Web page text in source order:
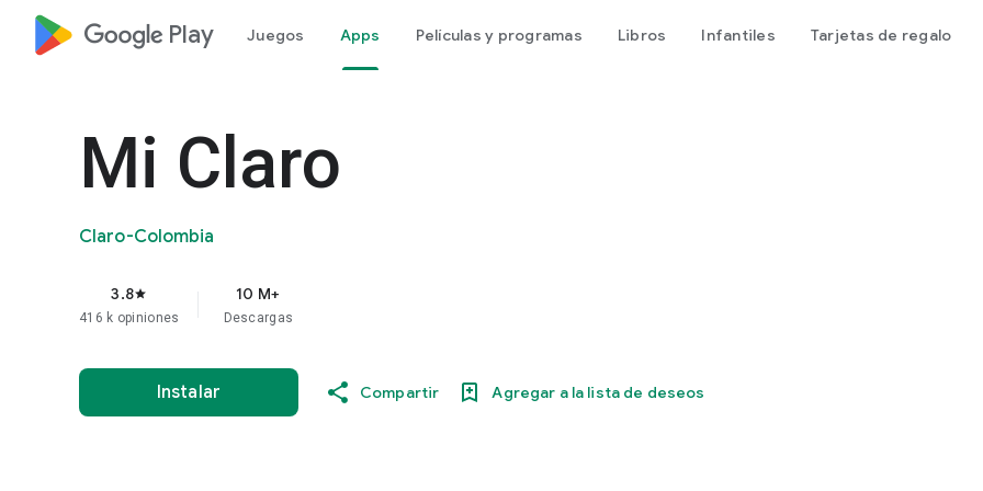
google_logo Play Juegos Apps Películas y programas Libros Infantiles Tarjetas de regalo
Mi Claro
Claro-Colombia
3.8star
416 k opiniones
10 M+
Descargas
Instalar Compartir Agregar a la lista de deseos